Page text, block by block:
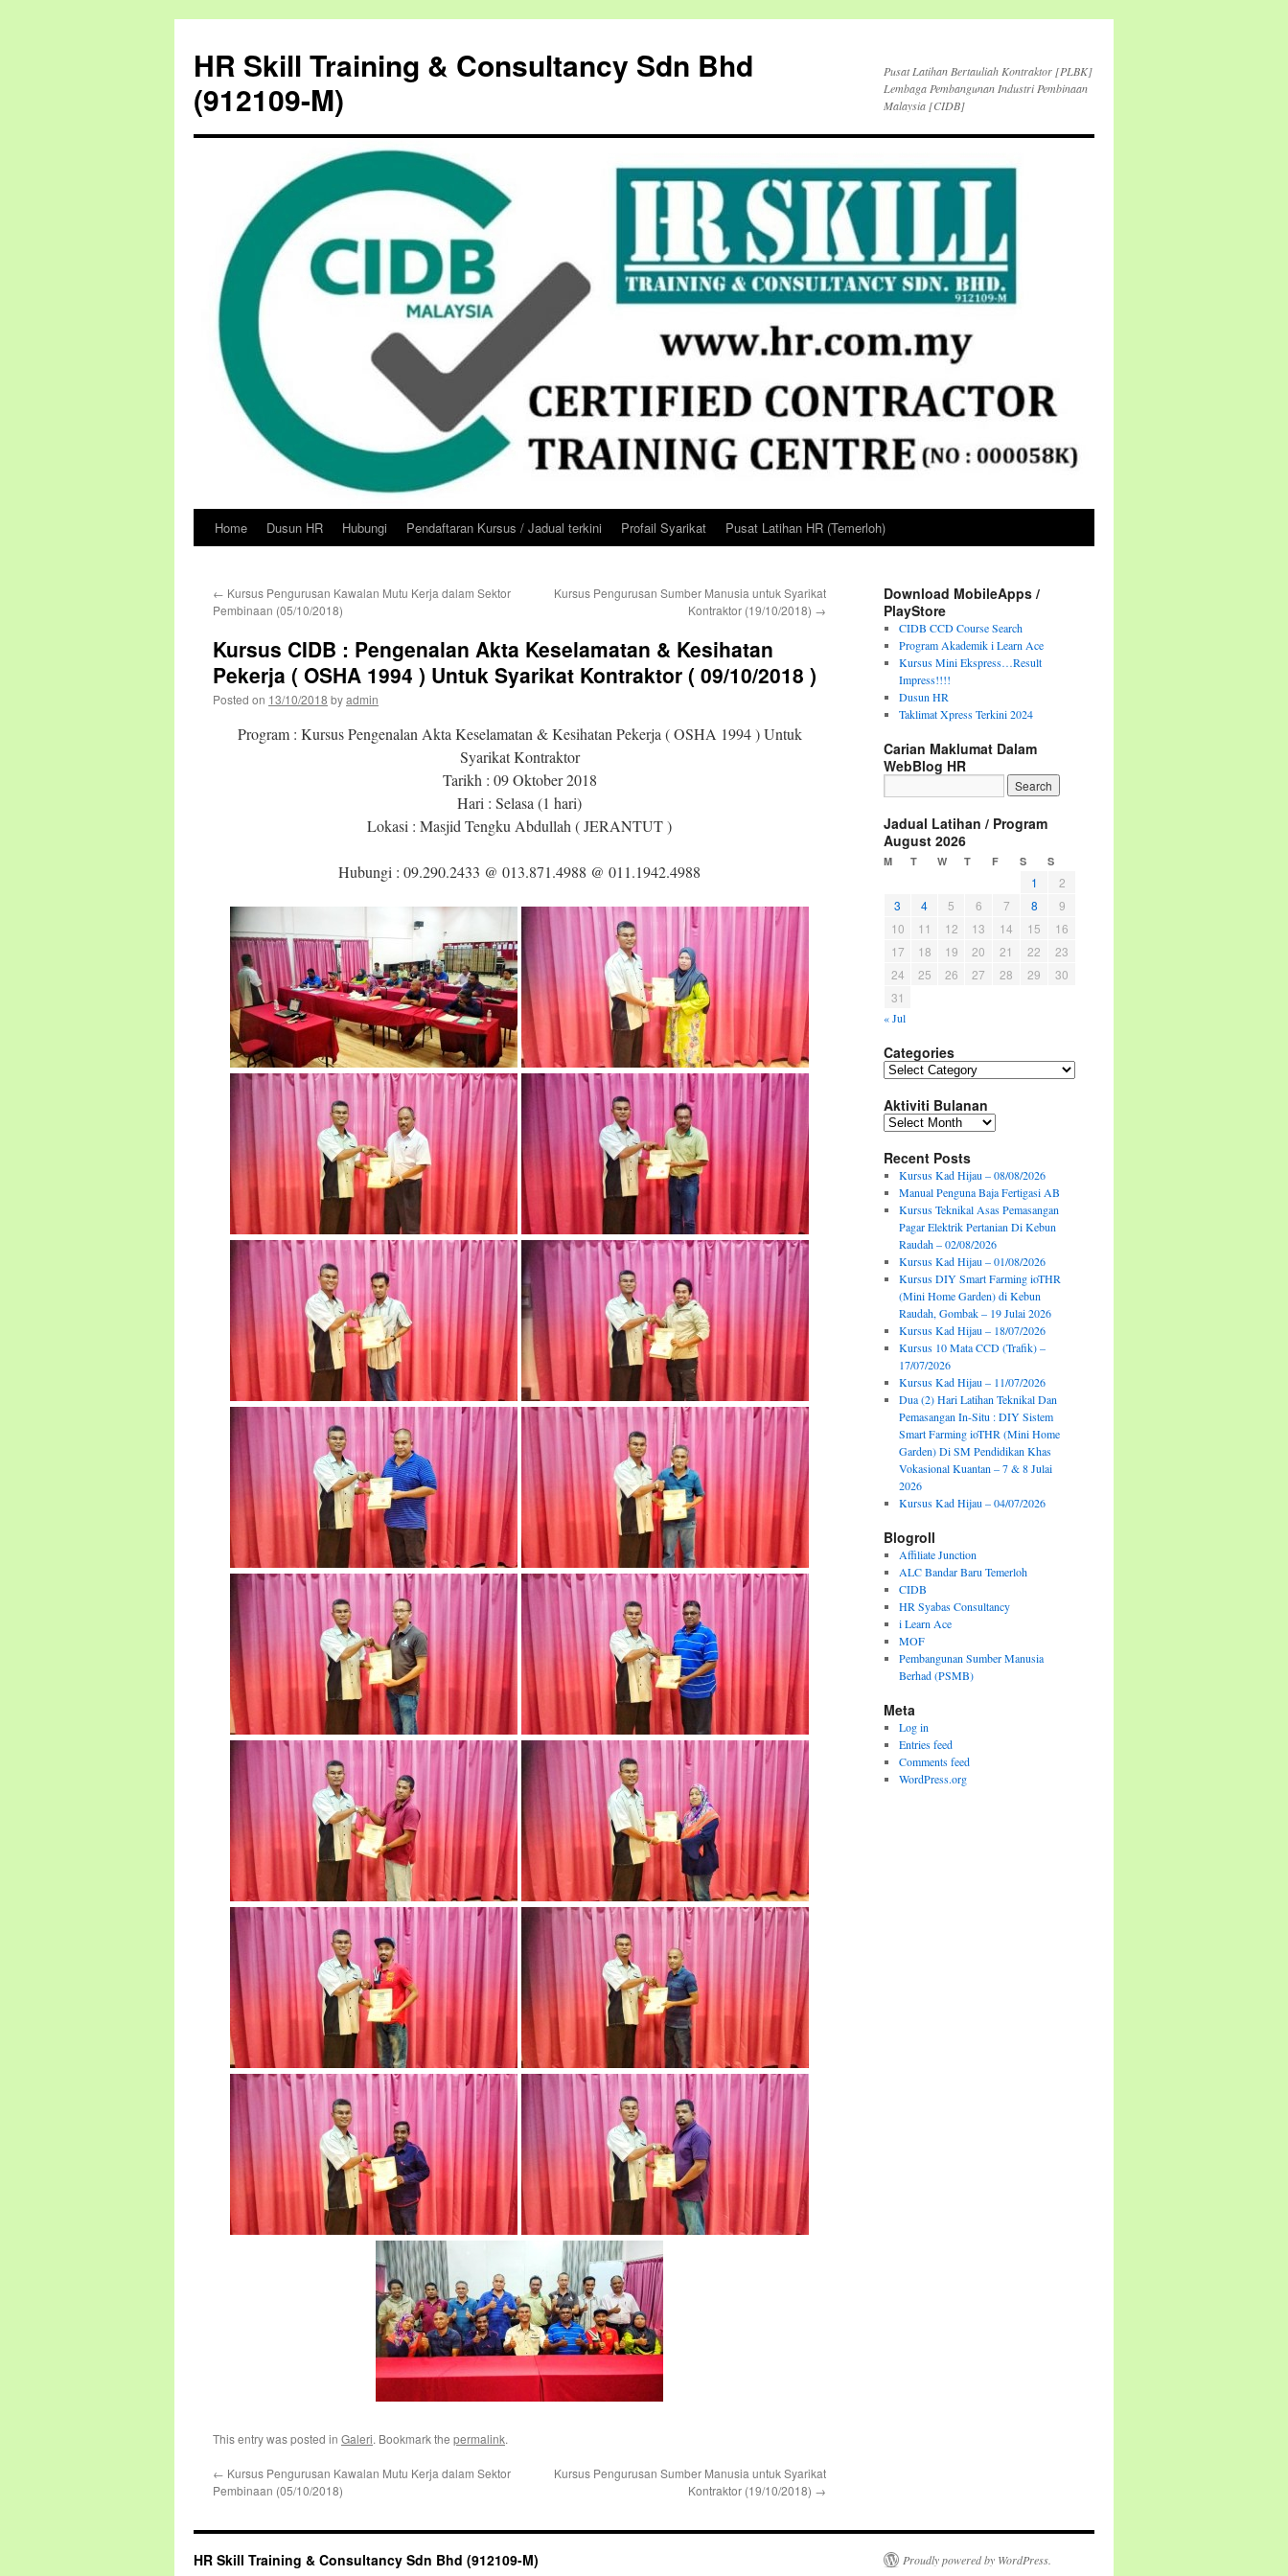
HR Skill Training & Consultancy Sdn Bhd
(912109-M)
Pusat Latihan Bertauliah Kontraktor [PLBK]
Lembaga Pembangunan Industri Pembinaan
Malaysia [CIDB]
Skip
content
Home Dusun HR Hubungi Pendaftaran Kursus / Jadual terkini Profail Syarikat Pusat Latihan HR (Temerloh)
← Kursus Pengurusan Kawalan Mutu Kerja dalam Sektor
Pembinaan (05/10/2018)
Kursus Pengurusan Sumber Manusia untuk Syarikat
Kontraktor (19/10/2018) →
Kursus CIDB : Pengenalan Akta Keselamatan & Kesihatan
Pekerja ( OSHA 1994 ) Untuk Syarikat Kontraktor ( 09/10/2018 )
Posted on 13/10/2018 byadmin
Program : Kursus Pengenalan Akta Keselamatan & Kesihatan Pekerja ( OSHA 1994 ) Untuk
Syarikat Kontraktor
Tarikh : 09 Oktober 2018
Hari : Selasa (1 hari)
Lokasi : Masjid Tengku Abdullah ( JERANTUT )
Hubungi : 09.290.2433 @ 013.871.4988 @ 011.1942.4988
This entry was posted in Galeri. Bookmark the permalink.
← Kursus Pengurusan Kawalan Mutu Kerja dalam Sektor
Pembinaan (05/10/2018)
Kursus Pengurusan Sumber Manusia untuk Syarikat
Kontraktor (19/10/2018) →
Download MobileApps /
PlayStore
CIDB CCD Course Search
Program Akademik i Learn Ace
Kursus Mini Ekspress…Result
Impress!!!!
Dusun HR
Taklimat Xpress Terkini 2024
Carian Maklumat Dalam
WebBlog HR
Jadual Latihan / Program
August 2026
M T W T F S S
1
2
3
4 5 6 7 8
9
10
11 12 13 14 15
16
17
18 19 20 21 22
23
24
25 26 27 28 29
30
31
« Jul
Categories
Categories
Aktiviti Bulanan
Aktiviti
Recent Posts
Kursus Kad Hijau – 08/08/2026
Manual Penguna Baja Fertigasi AB
Kursus Teknikal Asas Pemasangan
Pagar Elektrik Pertanian Di Kebun
Raudah – 02/08/2026
Kursus Kad Hijau – 01/08/2026
Kursus DIY Smart Farming ioTHR
(Mini Home Garden) di Kebun
Raudah, Gombak – 19 Julai 2026
Kursus Kad Hijau – 18/07/2026
Kursus 10 Mata CCD (Trafik) –
17/07/2026
Kursus Kad Hijau – 11/07/2026
Dua (2) Hari Latihan Teknikal Dan
Pemasangan In-Situ : DIY Sistem
Smart Farming ioTHR (Mini Home
Garden) Di SM Pendidikan Khas
Vokasional Kuantan – 7 & 8 Julai
2026
Kursus Kad Hijau – 04/07/2026
Blogroll
Affiliate Junction
ALC Bandar Baru Temerloh
CIDB
HR Syabas Consultancy
i Learn Ace
MOF
Pembangunan Sumber Manusia
Berhad (PSMB)
Meta
Log in
Entries feed
Comments feed
WordPress.org
HR Skill Training & Consultancy Sdn Bhd (912109-M) Proudly powered by WordPress.